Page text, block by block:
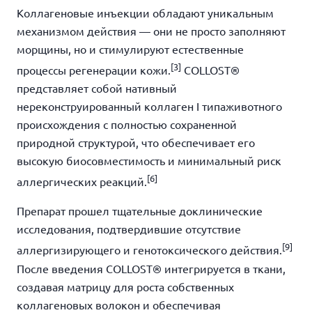
Коллагеновые инъекции обладают уникальным
механизмом действия — они не просто заполняют
морщины, но и стимулируют естественные
процессы регенерации кожи.[3] COLLOST®
представляет собой нативный
нереконструированный коллаген I типаживотного
происхождения с полностью сохраненной
природной структурой, что обеспечивает его
высокую биосовместимость и минимальный риск
аллергических реакций. [6]
Препарат прошел тщательные доклинические
исследования, подтвердившие отсутствие
аллергизирующего и генотоксического действия. [9]
После введения COLLOST® интегрируется в ткани,
создавая матрицу для роста собственных
коллагеновых волокон и обеспечивая